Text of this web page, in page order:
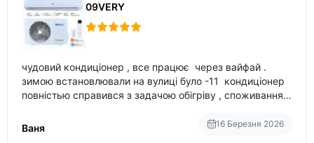
09VERY
чудовий кондиціонер , все працює через вайфай .
зимою встановлювали на вулиці було -11 кондиціонер
повністью справився з задачою обігріву , споживання
температури
Ваня 16 Березня 2026